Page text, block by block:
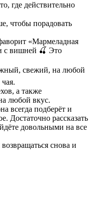
где действительно
чтобы порадовать
«Мармеладная
с вишней 🍒 Это
свежий, на любой
а также
любой вкус.
всегда подберёт и
Достаточно рассказать
довольными на все
снова и